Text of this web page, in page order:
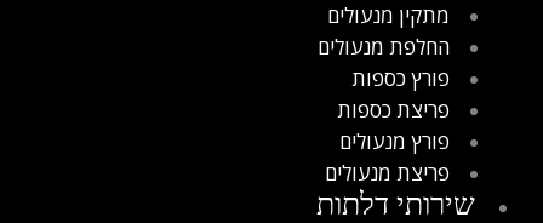
מתקין מנעולים
החלפת מנעולים
פורץ כספות
פריצת כספות
פורץ מנעולים
פריצת מנעולים
שירותי דלתות